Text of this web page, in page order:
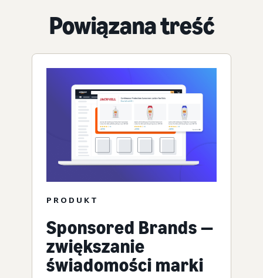
Powiązana treść
PRODUKT
Sponsored Brands —
zwiększanie
świadomości marki